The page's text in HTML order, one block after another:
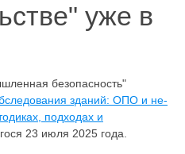
уже в
безопасность"
зданий: ОПО и не-
подходах и
23 июля 2025 года.